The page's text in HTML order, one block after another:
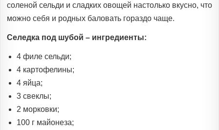
соленой сельди и сладких овощей настолько вкусно, что
можно себя и родных баловать гораздо чаще.
Селедка под шубой – ингредиенты:
4 филе сельди;
4 картофелины;
4 яйца;
3 свеклы;
2 морковки;
100 г майонеза;